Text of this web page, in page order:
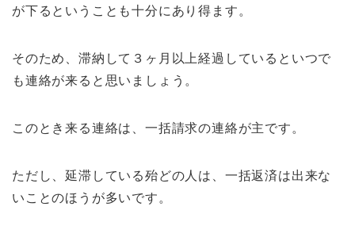
が下るということも十分にあり得ます。
そのため、滞納して３ヶ月以上経過しているといつで
も連絡が来ると思いましょう。
このとき来る連絡は、一括請求の連絡が主です。
ただし、延滞している殆どの人は、一括返済は出来な
いことのほうが多いです。